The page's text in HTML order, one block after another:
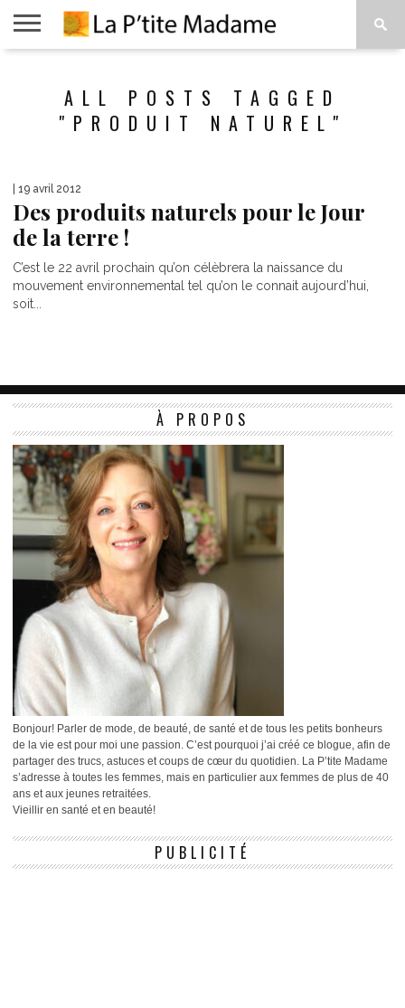
VIVRE
PROPOSALL POSTS TAGGED
"PRODUIT NATUREL"
| 19 avril 2012
Des produits naturels pour le Jour
de la terre !
C’est le 22 avril prochain qu’on célèbrera la naissance du
mouvement environnemental tel qu’on le connait aujourd’hui,
soit...
À PROPOS
Bonjour! Parler de mode, de beauté, de santé et de tous les petits bonheurs
de la vie est pour moi une passion. C’est pourquoi j’ai créé ce blogue, afin de
partager des trucs, astuces et coups de cœur du quotidien. La P’tite Madame
s’adresse à toutes les femmes, mais en particulier aux femmes de plus de 40
ans et aux jeunes retraitées.
Vieillir en santé et en beauté!
PUBLICITÉ